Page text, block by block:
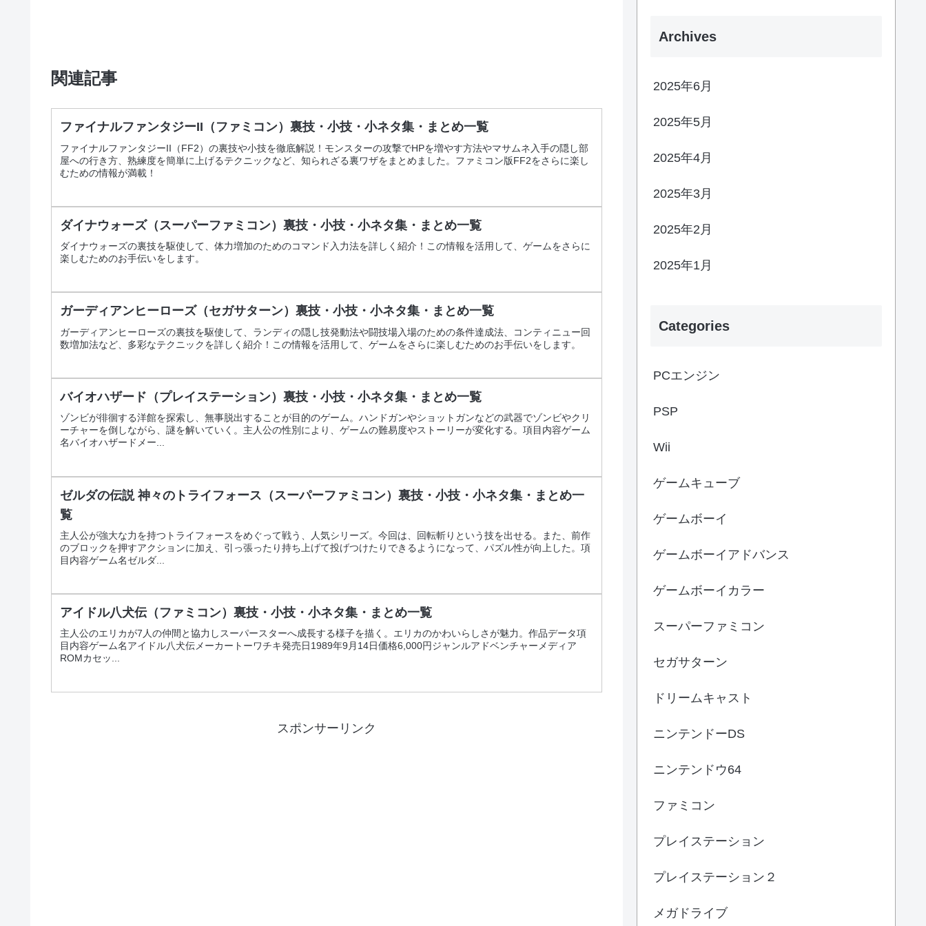
関連記事
ファイナルファンタジーII（ファミコン）裏技・小技・小ネタ集・まとめ一覧
ファイナルファンタジーII（FF2）の裏技や小技を徹底解説！モンスターの攻撃でHPを増やす方法やマサムネ入手の隠し部
屋への行き方、熟練度を簡単に上げるテクニックなど、知られざる裏ワザをまとめました。ファミコン版FF2をさらに楽し
むための情報が満載！
ダイナウォーズ（スーパーファミコン）裏技・小技・小ネタ集・まとめ一覧
ダイナウォーズの裏技を駆使して、体力増加のためのコマンド入力法を詳しく紹介！この情報を活用して、ゲームをさらに
楽しむためのお手伝いをします。
ガーディアンヒーローズ（セガサターン）裏技・小技・小ネタ集・まとめ一覧
ガーディアンヒーローズの裏技を駆使して、ランディの隠し技発動法や闘技場入場のための条件達成法、コンティニュー回
数増加法など、多彩なテクニックを詳しく紹介！この情報を活用して、ゲームをさらに楽しむためのお手伝いをします。
バイオハザード（プレイステーション）裏技・小技・小ネタ集・まとめ一覧
ゾンビが徘徊する洋館を探索し、無事脱出することが目的のゲーム。ハンドガンやショットガンなどの武器でゾンビやクリ
ーチャーを倒しながら、謎を解いていく。主人公の性別により、ゲームの難易度やストーリーが変化する。項目内容ゲーム
名バイオハザードメー...
ゼルダの伝説 神々のトライフォース（スーパーファミコン）裏技・小技・小ネタ集・まとめ一
覧
主人公が強大な力を持つトライフォースをめぐって戦う、人気シリーズ。今回は、回転斬りという技を出せる。また、前作
のブロックを押すアクションに加え、引っ張ったり持ち上げて投げつけたりできるようになって、パズル性が向上した。項
目内容ゲーム名ゼルダ...
アイドル八犬伝（ファミコン）裏技・小技・小ネタ集・まとめ一覧
主人公のエリカが7人の仲間と協力しスーパースターへ成長する様子を描く。エリカのかわいらしさが魅力。作品データ項
目内容ゲーム名アイドル八犬伝メーカートーワチキ発売日1989年9月14日価格6,000円ジャンルアドベンチャーメディア
ROMカセッ...
スポンサーリンク
Archives
2025年6月
2025年5月
2025年4月
2025年3月
2025年2月
2025年1月
Categories
PCエンジン
PSP
Wii
ゲームキューブ
ゲームボーイ
ゲームボーイアドバンス
ゲームボーイカラー
スーパーファミコン
セガサターン
ドリームキャスト
ニンテンドーDS
ニンテンドウ64
ファミコン
プレイステーション
プレイステーション２
メガドライブ